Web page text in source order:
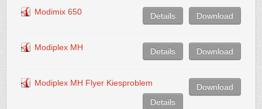
Modimix 650 Download
Details
Modiplex MH Download
Details
Modiplex MH Flyer Kiesproblem
Download
Details